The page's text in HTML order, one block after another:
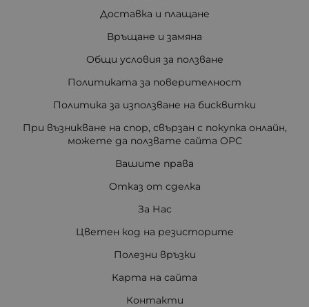
Доставка и плащане
Връщане и замяна
Общи условия за ползване
Политиката за поверителност
Политика за използване на бисквитки
При възникване на спор, свързан с покупка онлайн,
можете да ползвате сайта ОРС
Вашите права
Отказ от сделка
За Нас
Цветен код на резисторите
Полезни връзки
Карта на сайта
Контакти